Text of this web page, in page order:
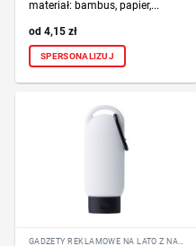
materiał: bambus, papier,...
4,15 zł
SPERSONALIZUJ